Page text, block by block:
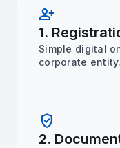
person_add
1.
Simple digital
corporate entity.
verified_user
2.